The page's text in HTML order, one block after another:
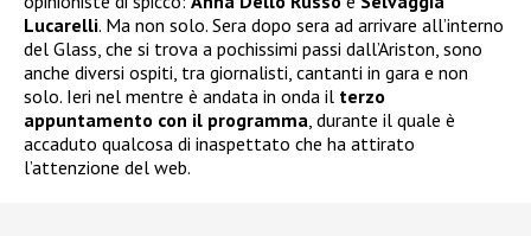
Lucarelli. Ma non solo. Sera dopo sera ad arrivare all’interno
del Glass, che si trova a pochissimi passi dall’Ariston, sono
anche diversi ospiti, tra giornalisti, cantanti in gara e non
solo. Ieri nel mentre è andata in onda il terzo
appuntamento con il programma, durante il quale è
accaduto qualcosa di inaspettato che ha attirato
l’attenzione del web.